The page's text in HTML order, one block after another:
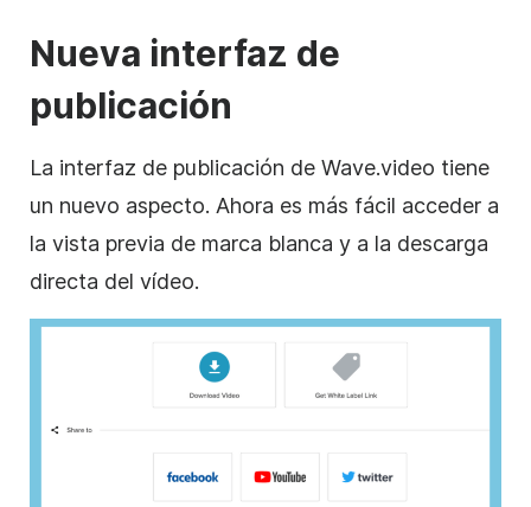
Nueva interfaz de
publicación
La interfaz de publicación de Wave.video tiene
un nuevo aspecto. Ahora es más fácil acceder a
la vista previa de marca blanca y a la descarga
directa del vídeo.